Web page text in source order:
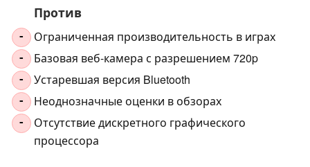
Против
- Ограниченная производительность в играх
- Базовая веб-камера с разрешением 720p
- Устаревшая версия Bluetooth
- Неоднозначные оценки в обзорах
-
Отсутствие дискретного графического
процессора